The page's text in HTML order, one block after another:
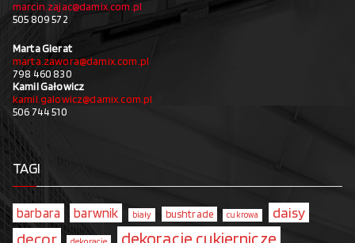
marcin.zajac@damix.com.pl
505 809 572
Marta Gierat
marta.zawora@damix.com.pl
798 460 830
Kamil Gałowicz
kamil.galowicz@damix.com.pl
506 744 510
TAGI
barbara barwnik biały bushtrade cukrowa daisy
decor dekoracje cukiernicze